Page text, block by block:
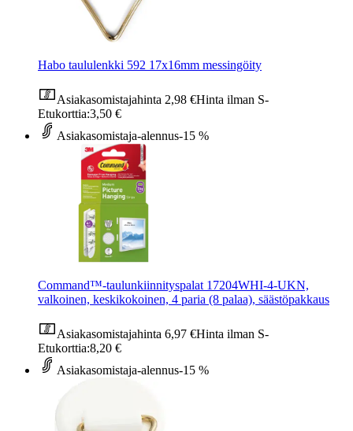
Habo taululenkki 592 17x16mm messingöity
Asiakasomistajahinta 2,98 €Hinta ilman S-
Etukorttia:3,50 €
Asiakasomistaja-alennus-15 %
Command™-taulunkiinnityspalat 17204WHI-4-UKN,
valkoinen, keskikokoinen, 4 paria (8 palaa), säästöpakkaus
Asiakasomistajahinta 6,97 €Hinta ilman S-
Etukorttia:8,20 €
Asiakasomistaja-alennus-15 %